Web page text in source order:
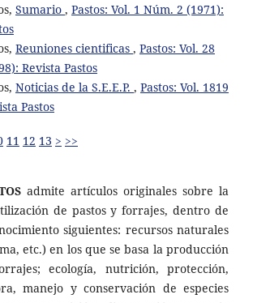
Sumario , Pastos: Vol. 1 Núm. 2 (1971):
Reuniones cientificas , Pastos: Vol. 28
Revista Pastos
Noticias de la S.E.E.P. , Pastos: Vol. 1819
Pastos
11 12 13 > >>
admite artículos originales sobre la
de pastos y forrajes, dentro de
siguientes: recursos naturales
etc.) en los que se basa la producción
ecología, nutrición, protección,
manejo y conservación de especies